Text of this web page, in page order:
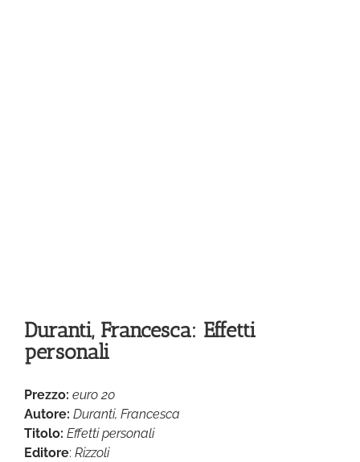
Duranti, Francesca: Effetti
personali
Prezzo: euro 20
Autore: Duranti, Francesca
Titolo: Effetti personali
Editore: Rizzoli